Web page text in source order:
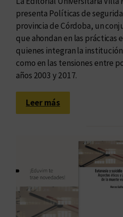
presenta Políticas de
provincia de Córdoba, un
que ahondan en las prácticas
quienes integran la
como en las tensiones entre
años 2003 y 2017.
Leer más:
L
b
i